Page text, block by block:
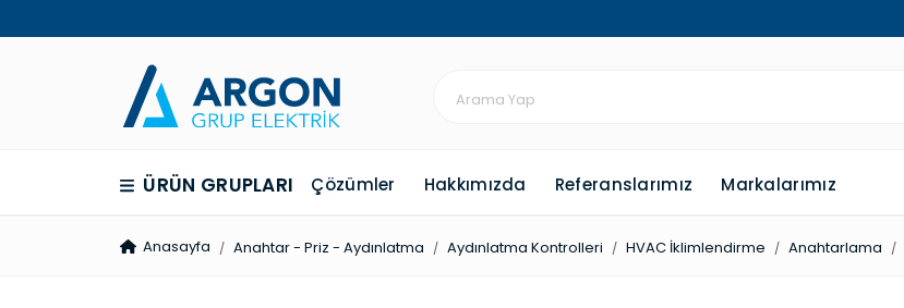
ÜRÜN GRUPLARI Çözümler Hakkımızda Referanslarımız Markalarımız
Anasayfa Anahtar - Priz - Aydınlatma Aydınlatma Kontrolleri HVAC İklimlendirme Anahtar­lama